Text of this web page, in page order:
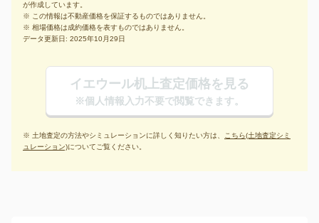
が作成しています。
※ この情報は不動産価格を保証するものではありません。
※ 相場価格は成約価格を表すものではありません。
データ更新日: 2025年10月29日
イエウール机上査定価格を見る
※個人情報入力不要で閲覧できます。
※ 土地査定の方法やシミュレーションに詳しく知りたい方は、 こちら(土地査定シミ
ュレーション)についてご覧ください。